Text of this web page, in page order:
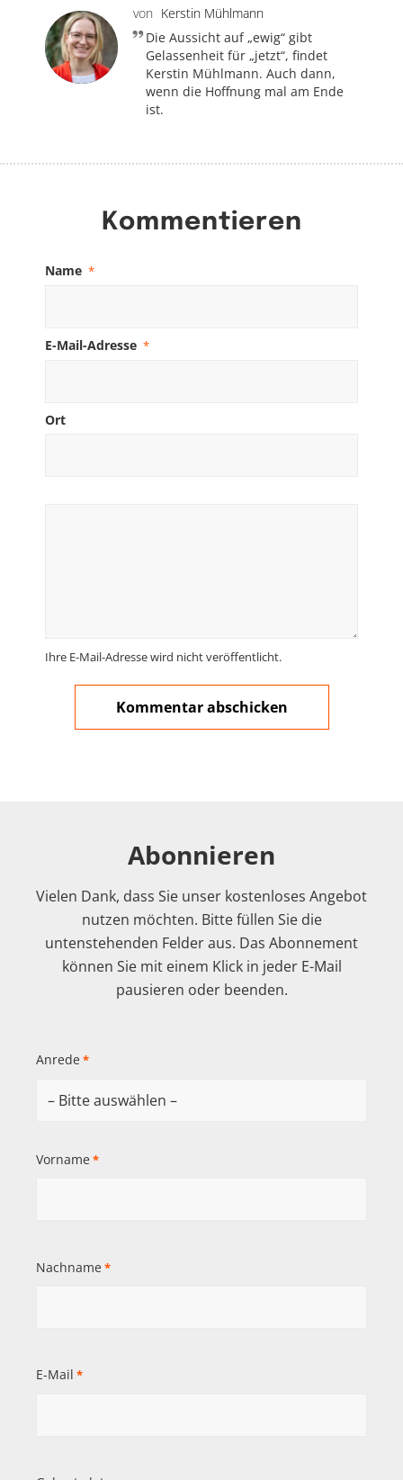
von Kerstin Mühlmann
Die Aussicht auf „ewig“ gibt
Gelassenheit für „jetzt“, findet
Kerstin Mühlmann. Auch dann,
wenn die Hoffnung mal am Ende
ist.
Kommentieren
Name *
E-Mail-Adresse *
Ort
Ihre E-Mail-Adresse wird nicht veröffentlicht.
Abonnieren
Vielen Dank, dass Sie unser kostenloses Angebot
nutzen möchten. Bitte füllen Sie die
untenstehenden Felder aus. Das Abonnement
können Sie mit einem Klick in jeder E-Mail
pausieren oder beenden.
Anrede *
Vorname *
Nachname *
E-Mail *